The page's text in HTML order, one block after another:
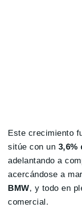
Este crecimiento
sitúe con un 3,6%
adelantando a
acercándose a
BMW, y todo en
comercial.